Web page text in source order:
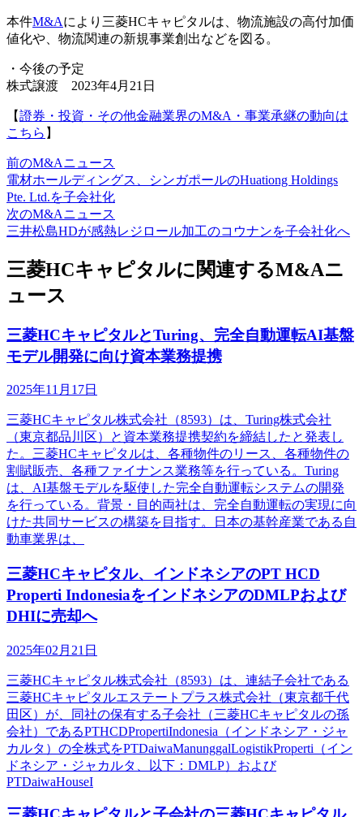
本件M&Aにより三菱HCキャピタルは、物流施設の高付加価
値化や、物流関連の新規事業創出などを図る。
・今後の予定
株式譲渡 2023年4月21日
【證券・投資・その他金融業界のM&A・事業承継の動向は
こちら 】
前のM&Aニュース
電材ホールディングス、シンガポールのHuationg Holdings
Pte. Ltd.を子会社化
次のM&Aニュース
三井松島HDが感熱レジロール加工のコウナンを子会社化へ
三菱HCキャピタルに関連するM&Aニ
ュース
三菱HCキャピタルとTuring、完全自動運転AI基盤
モデル開発に向け資本業務提携
2025年11月17日
三菱HCキャピタル株式会社（8593）は、Turing株式会社
（東京都品川区）と資本業務提携契約を締結したと発表し
た。三菱HCキャピタルは、各種物件のリース、各種物件の
割賦販売、各種ファイナンス業務等を行っている。Turing
は、AI基盤モデルを駆使した完全自動運転システムの開発
を行っている。背景・目的両社は、完全自動運転の実現に向
けた共同サービスの構築を目指す。日本の基幹産業である自
動車業界は、
三菱HCキャピタル、インドネシアのPT HCD
Properti IndonesiaをインドネシアのDMLPおよび
DHIに売却へ
2025年02月21日
三菱HCキャピタル株式会社（8593）は、連結子会社である
三菱HCキャピタルエステートプラス株式会社（東京都千代
田区）が、同社の保有する子会社（三菱HCキャピタルの孫
会社）であるPTHCDPropertiIndonesia（インドネシア・ジャ
カルタ）の全株式をPTDaiwaManunggalLogistikProperti（イン
ドネシア・ジャカルタ、以下：DMLP）および
PTDaiwaHouseI